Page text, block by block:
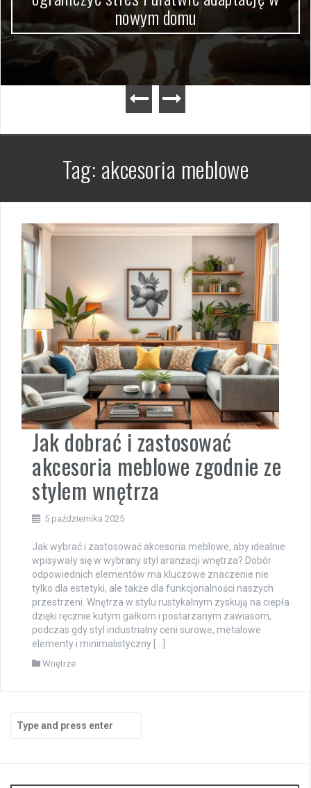
nowym domu
Tag: akcesoria meblowe
Jak dobrać i zastosować
akcesoria meblowe zgodnie ze
stylem wnętrza
5 października 2025
Jak wybrać i zastosować akcesoria meblowe, aby idealnie
wpisywały się w wybrany styl aranżacji wnętrza? Dobór
odpowiednich elementów ma kluczowe znaczenie nie
tylko dla estetyki, ale także dla funkcjonalności naszych
przestrzeni. Wnętrza w stylu rustykalnym zyskują na ciepła
dzięki ręcznie kutym gałkom i postarzanym zawiasom,
podczas gdy styl industrialny ceni surowe, metalowe
elementy i minimalistyczny […]
Wnętrze
for: